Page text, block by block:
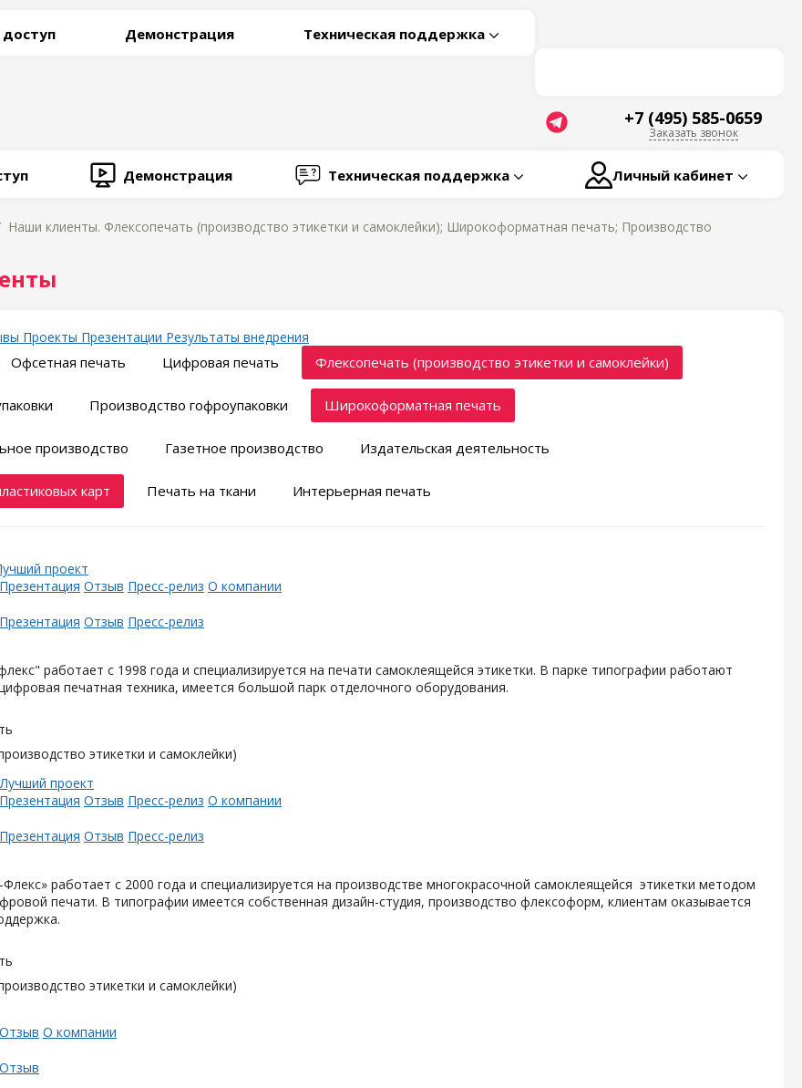
Демонстрация Техническая поддержка
+7 (495) 585-0659
Заказать звонок
Демонстрация Техническая поддержка Личный кабинет
Наши клиенты. Флексопечать (производство этикетки и самоклейки); Широкоформатная печать; Производство
Проекты Презентации Результаты внедрения
Офсетная печать Цифровая печать Флексопечать (производство этикетки и самоклейки)
Производство гофроупаковки Широкоформатная печать
производство Газетное производство Издательская деятельность
карт Печать на ткани Интерьерная печать
Презентация Отзыв Пресс-релиз О компании
Презентация Отзыв Пресс-релиз
работает с 1998 года и специализируется на печати самоклеящейся этикетки. В парке типографии работают
печатная техника, имеется большой парк отделочного оборудования.
этикетки и самоклейки)
Презентация Отзыв Пресс-релиз О компании
Презентация Отзыв Пресс-релиз
работает с 2000 года и специализируется на производстве многокрасочной самоклеящейся этикетки методом
печати. В типографии имеется собственная дизайн-студия, производство флексоформ, клиентам оказывается
этикетки и самоклейки)
Отзыв О компании
Отзыв